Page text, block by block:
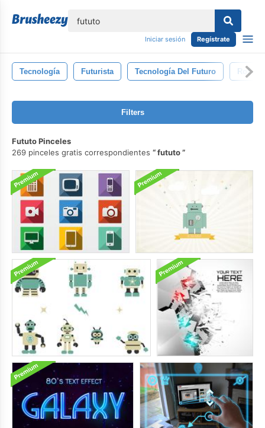
Iniciar sesión Regístrate
Tecnología Futurista Tecnología Del Futuro Robot
Filters
Fututo Pinceles
269 pinceles gratis correspondientes
fututo